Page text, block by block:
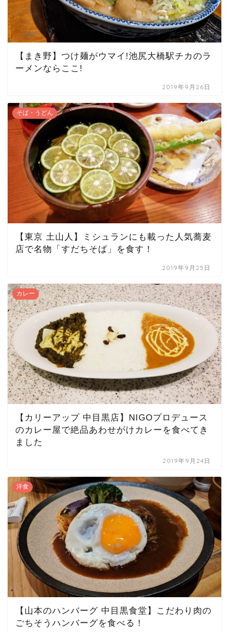
【まき野】つけ麺がウマイ!池尻大橋駅チカのラ
ーメンならここ!
2019年9月26日
そば・うどん
【東京 土山人】ミシュランにも載った人気蕎麦
店で名物「すだちそば」を食す！
2019年9月25日
カレー
【カリーアップ 中目黒店】NIGOプロデュース
のカレー屋で絶品あわせがけカレーを食べてき
ました
2019年9月24日
洋食
【山本のハンバーグ 中目黒食堂】こだわり肉の
ごちそうハンバーグを食べる！